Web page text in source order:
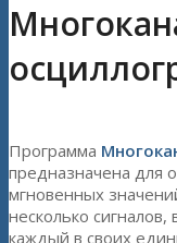
Программа
предназначена для
мгновенных
несколько
каждый в своих